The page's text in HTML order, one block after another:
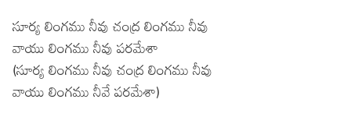
సూర్య లింగము నీవు చంద్ర లింగము నీవు
వాయు లింగము నీవు పరమేశా
(సూర్య లింగము నీవు చంద్ర లింగము నీవు
వాయు లింగము నీవే పరమేశా)